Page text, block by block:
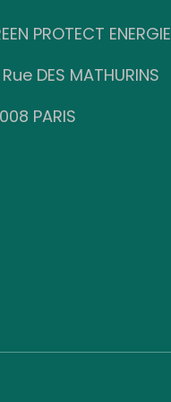
PROTECT ENERGIE
DES MATHURINS
PARIS